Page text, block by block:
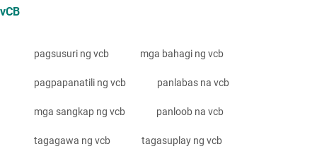
vCB
pagsusuri ng vcb mga bahagi ng vcb
pagpapanatili ng vcb panlabas na vcb
mga sangkap ng vcb panloob na vcb
tagagawa ng vcb tagasuplay ng vcb